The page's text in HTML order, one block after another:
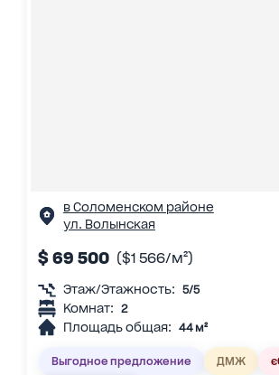
в Соломенском районе
ул. Волынская
$ 69 500 ($1 566/м²)
Этаж/Этажность: 5/5
Комнат: 2
Площадь общая: 44 м²
Выгодное предложение ДМЖ